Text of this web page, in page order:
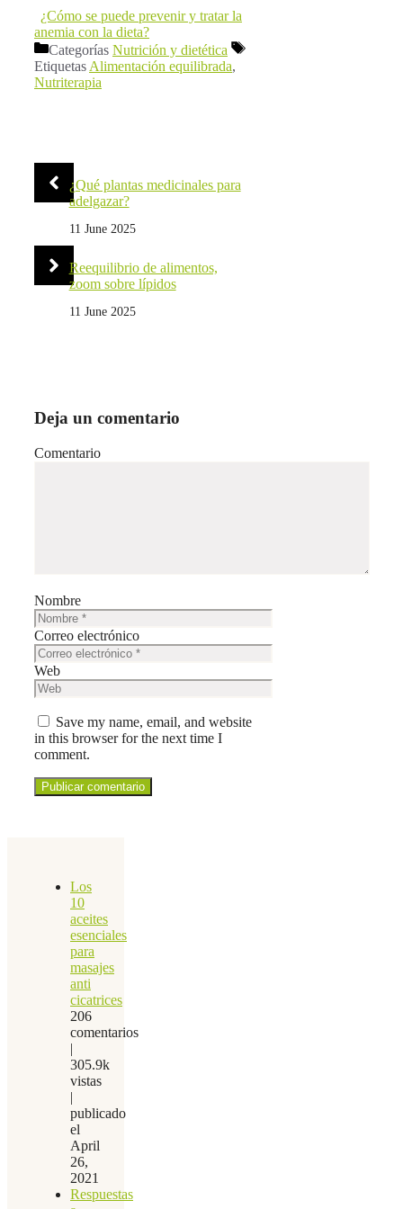
¿Cómo se puede prevenir y tratar la
anemia con la dieta?
Categorías Nutrición y dietética
Etiquetas Alimentación equilibrada,
Nutriterapia
¿Qué plantas medicinales para
adelgazar?
11 June 2025
Reequilibrio de alimentos,
zoom sobre lípidos
11 June 2025
Deja un comentario
Comentario
Nombre
Correo electrónico
Web
Save my name, email, and website
in this browser for the next time I
comment.
Los
10
aceites
esenciales
para
masajes
anti
cicatrices
206
comentarios
|
305.9k
vistas
|
publicado
el
April
26,
2021
Respuestas